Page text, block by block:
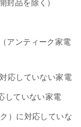
封品を除く）
アンティーク家電
応していない家電
していない家電
）に対応していな